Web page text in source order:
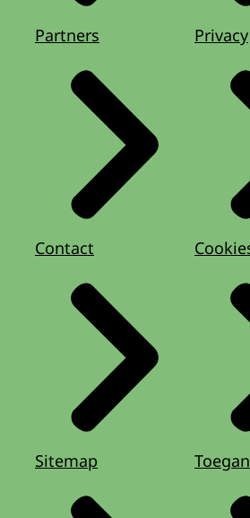
Partners
Contact
Sitemap
Privacy